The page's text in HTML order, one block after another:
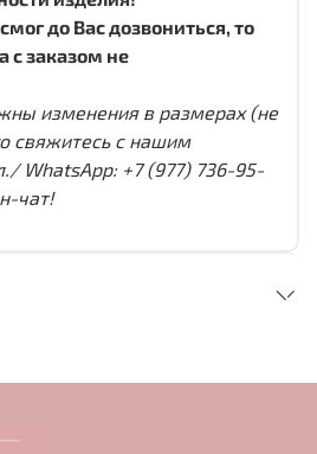
до Вас дозвониться, то
с заказом не
изменения в размерах (не
свяжитесь с нашим
WhatsApp: +7 (977) 736-95-
чат!